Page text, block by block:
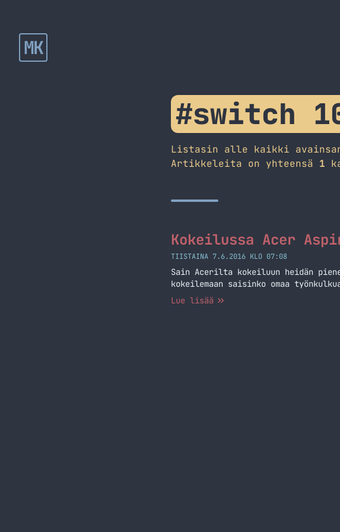
MK
#switch
Listasin alle kaikki
Artikkeleita on yhteensä 1
Kokeilussa Acer
TIISTAINA 7.6.2016 KLO 07:08
Sain Acerilta kokeiluun heidän
kokeilemaan saisinko omaa
Lue lisää